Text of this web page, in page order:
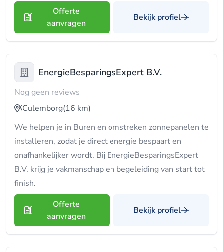
Offerte
aanvragen
Bekijk profiel
EnergieBesparingsExpert B.V.
Nog geen reviews
Culemborg(16 km)
We helpen je in Buren en omstreken zonnepanelen te
installeren, zodat je direct energie bespaart en
onafhankelijker wordt. Bij EnergieBesparingsExpert
B.V. krijg je vakmanschap en begeleiding van start tot
finish.
Offerte
aanvragen
Bekijk profiel